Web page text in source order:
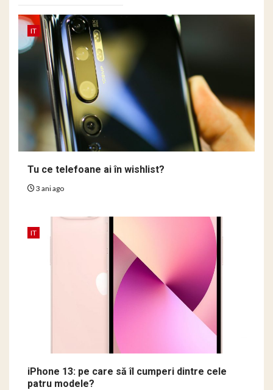
IT
Tu ce telefoane ai în wishlist?
3 ani ago
IT
iPhone 13: pe care să îl cumperi dintre cele
patru modele?